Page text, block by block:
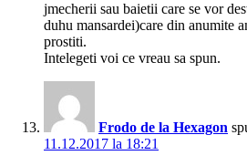
jmecherii sau baietii care se vor
duhu mansardei)care din anumite
prostiti.
Intelegeti voi ce vreau sa spun.
Frodo de la Hexagon
11.12.2017 la 18:21